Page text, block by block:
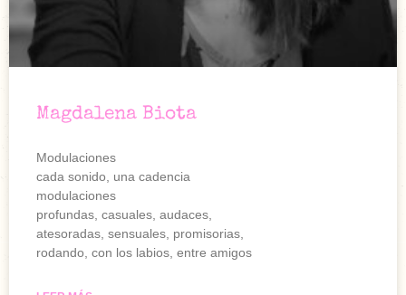
Magdalena Biota
Modulaciones
cada sonido, una cadencia
modulaciones
profundas, casuales, audaces,
atesoradas, sensuales, promisorias,
rodando, con los labios, entre amigos